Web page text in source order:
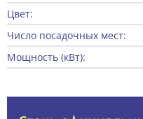
Цвет:
Число посадочных мест:
Мощность (кВт):